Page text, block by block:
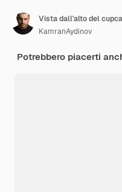
KamranAydinov
Potrebbero piacerti